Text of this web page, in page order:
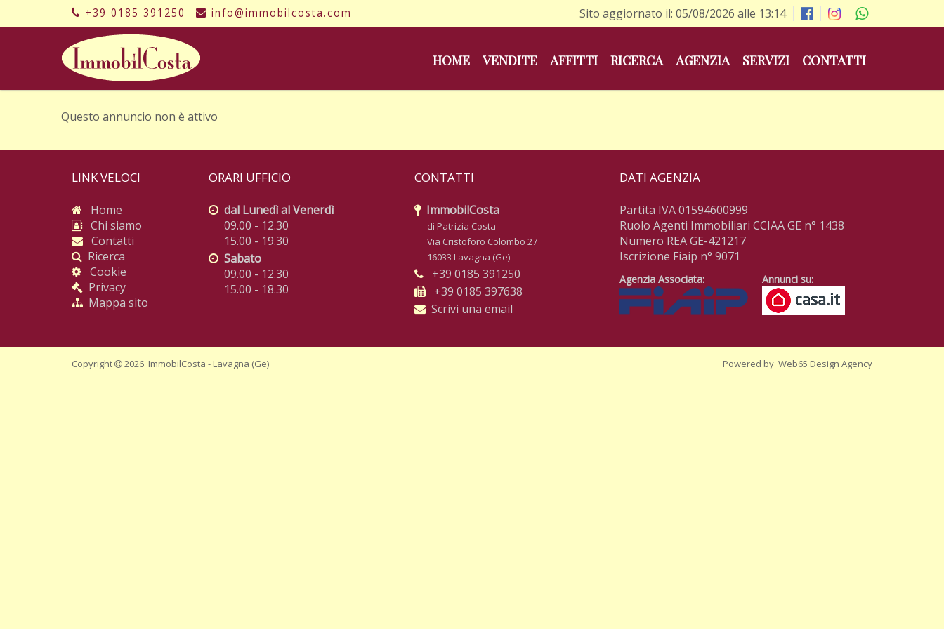
+39 0185 391250 info@immobilcosta.com Sito aggiornato il: 05/08/2026 alle 13:14
HOME VENDITE AFFITTI RICERCA AGENZIA SERVIZI CONTATTI
Questo annuncio non è attivo
LINK VELOCI
Home
Chi siamo
Contatti
Ricerca
Cookie
Privacy
Mappa sito
ORARI UFFICIO
dal Lunedì al Venerdì
09.00 - 12.30
15.00 - 19.30
Sabato
09.00 - 12.30
15.00 - 18.30
CONTATTI
ImmobilCosta
di Patrizia Costa
Via Cristoforo Colombo 27
16033 Lavagna (Ge)
+39 0185 391250
+39 0185 397638
Scrivi una email
DATI AGENZIA
Partita IVA 01594600999
Ruolo Agenti Immobiliari CCIAA GE n° 1438
Numero REA GE-421217
Iscrizione Fiaip n° 9071
Agenzia Associata: Annunci su:
Copyright 2026 ImmobilCosta - Lavagna (Ge) Powered by Web65 Design Agency